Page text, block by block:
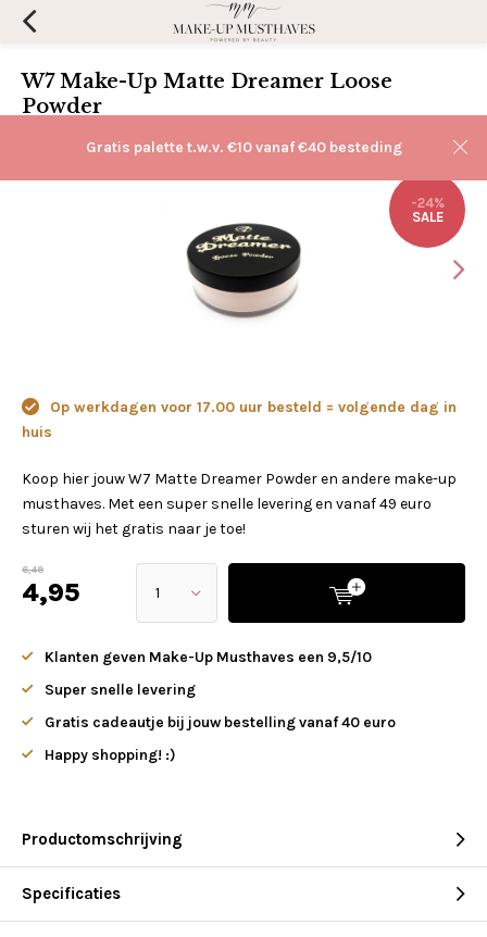
Gratis palette t.w.v. €10 vanaf €40 besteding
W7 Make-Up Matte Dreamer Loose
Powder
-24%
SALE
Op werkdagen voor 17.00 uur besteld = volgende dag in
huis
Koop hier jouw W7 Matte Dreamer Powder en andere make-up
musthaves. Met een super snelle levering en vanaf 49 euro
sturen wij het gratis naar je toe!
6,49
4,95
Klanten geven Make-Up Musthaves een 9,5/10
Super snelle levering
Gratis cadeautje bij jouw bestelling vanaf 40 euro
Happy shopping! :)
Productomschrijving
Specificaties